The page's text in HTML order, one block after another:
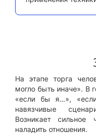
На этапе торга
могло быть иначе». В
«если бы я…»,
навязчивые
Возникает
наладить отношения.